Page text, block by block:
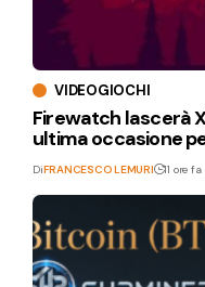
VIDEOGIOCHI
Firewatch lascerà
ultima occasione
DiFRANCESCO LEMURI 11 ore fa